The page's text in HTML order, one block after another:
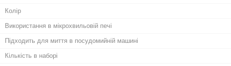
Колір
Використання в мікрохвильовій печі
Підходить для миття в посудомийній машині
Кількість в наборі